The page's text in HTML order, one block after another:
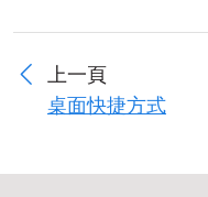
上一頁
桌面快捷方式